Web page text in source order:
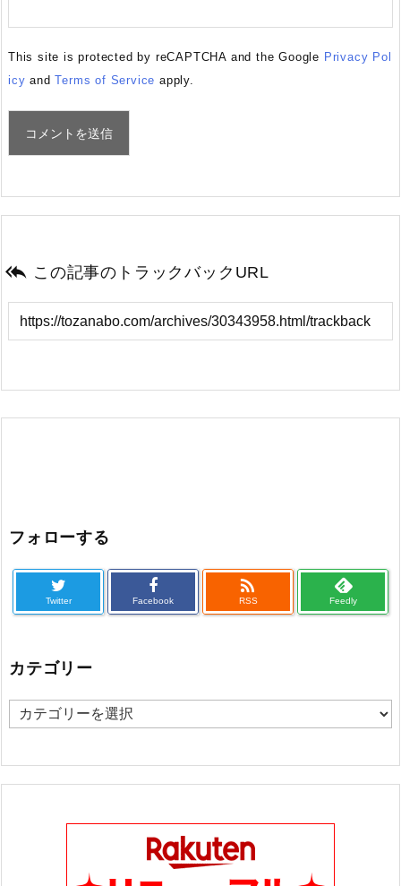
This site is protected by reCAPTCHA and the Google Privacy Pol
icy andTerms of Service apply.
 この記事のトラックバックURL
フォローする
Twitter Facebook

RSS Feedly
カテゴリー
カ
ゴ